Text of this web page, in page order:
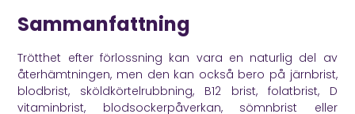
Sammanfattning
Trötthet efter förlossning kan vara en naturlig del av
återhämtningen, men den kan också bero på järnbrist,
blodbrist, sköldkörtelrubbning, B12 brist, folatbrist, D
vitaminbrist, blodsockerpåverkan, sömnbrist eller